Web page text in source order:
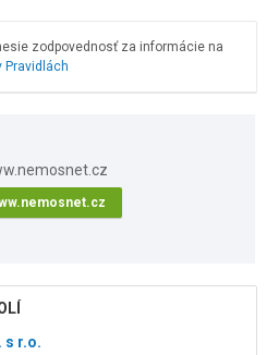
zodpovednosť za informácie na
Pravidlách
s r.o.